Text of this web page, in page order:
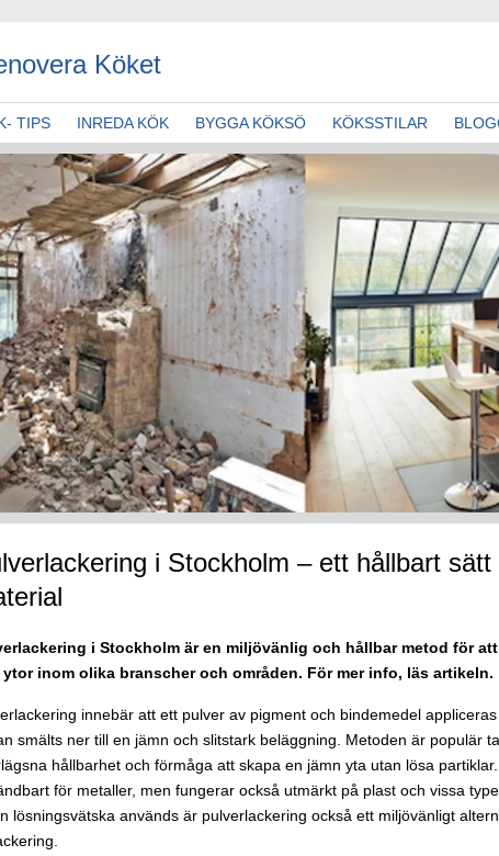
Köket
TIPS INREDA KÖK BYGGA KÖKSÖ KÖKSSTILAR
i Stockholm – ett hållbart
i Stockholm är en miljövänlig och hållbar metod för
inom olika branscher och områden. För mer info, läs artikeln.
innebär att ett pulver av pigment och bindemedel
smälts ner till en jämn och slitstark beläggning. Metoden är populär
hållbarhet och förmåga att skapa en jämn yta utan lösa
för metaller, men fungerar också utmärkt på plast och vissa
lösningsvätska används är pulverlackering också ett miljövänligt